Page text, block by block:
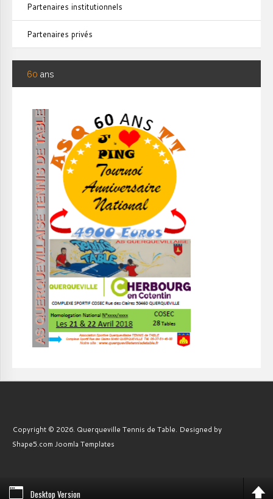
Partenaires institutionnels
Partenaires privés
60 ans
Copyright © 2026. Querqueville Tennis de Table. Designed by
Shape5.com Joomla Templates
Desktop Version